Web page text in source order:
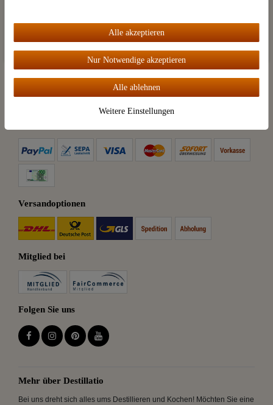
Widerrufsbelehrung
Versandoptionen
Mitglied bei
Folgen Sie uns
Mehr über Destillatio
Bei uns dreht sich alles ums Destillieren und Kochen! Möchten Sie eine
Alle akzeptieren
Alle akzeptieren
Nur Notwendige akzeptieren
Alle ablehnen
Weitere Einstellungen